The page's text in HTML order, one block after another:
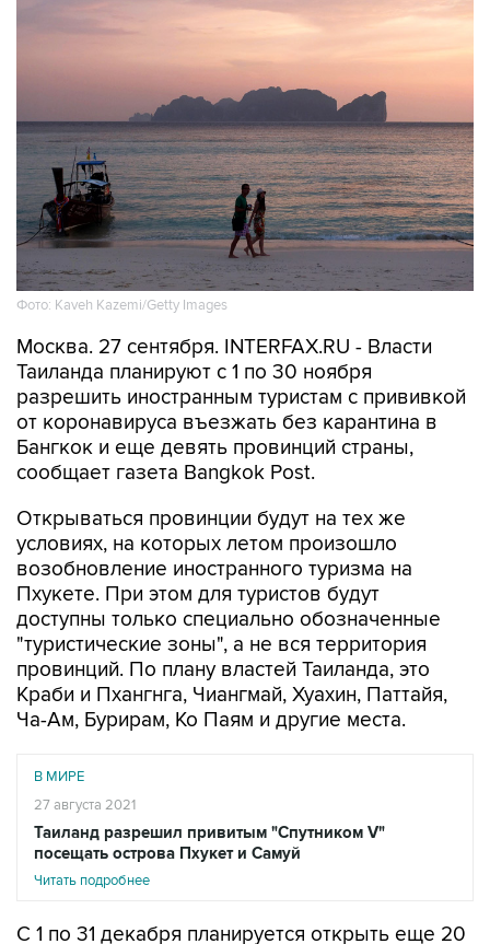
Фото: Kaveh Kazemi/Getty Images
Москва. 27 сентября. INTERFAX.RU - Власти
Таиланда планируют с 1 по 30 ноября
разрешить иностранным туристам с прививкой
от коронавируса въезжать без карантина в
Бангкок и еще девять провинций страны,
сообщает газета Bangkok Post.
Открываться провинции будут на тех же
условиях, на которых летом произошло
возобновление иностранного туризма на
Пхукете. При этом для туристов будут
доступны только специально обозначенные
"туристические зоны", а не вся территория
провинций. По плану властей Таиланда, это
Краби и Пхангнга, Чиангмай, Хуахин, Паттайя,
Ча-Ам, Бурирам, Ко Паям и другие места.
В МИРЕ
27 августа 2021
Таиланд разрешил привитым "Спутником V"
посещать острова Пхукет и Самуй
Читать подробнее
С 1 по 31 декабря планируется открыть еще 20